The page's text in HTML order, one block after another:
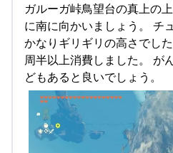
ガルーガ峠鳥望台の真上の
に南に向かいましょう。 チ
かなりギリギリの高さでし
周半以上消費しました。 が
どもあると良いでしょう。